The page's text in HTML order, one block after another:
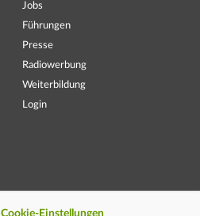
Jobs
Führungen
Presse
Radiowerbung
Weiterbildung
Login